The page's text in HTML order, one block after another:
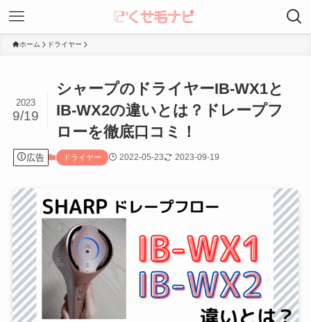
ホーム ドライヤー
シャープのドライヤーIB-WX1と
IB-WX2の違いとは？ドレープフ
ローを徹底口コミ！
2023
9/19
広告 ドライヤー 2022-05-23 2023-09-19